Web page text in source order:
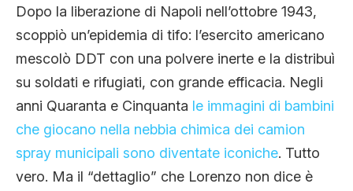
Dopo la liberazione di Napoli nell’ottobre 1943,
scoppiò un’epidemia di tifo: l’esercito americano
mescolò DDT con una polvere inerte e la distribuì
su soldati e rifugiati, con grande efficacia. Negli
anni Quaranta e Cinquanta le immagini di bambini
che giocano nella nebbia chimica dei camion
spray municipali sono diventate iconiche. Tutto
vero. Ma il “dettaglio” che Lorenzo non dice è